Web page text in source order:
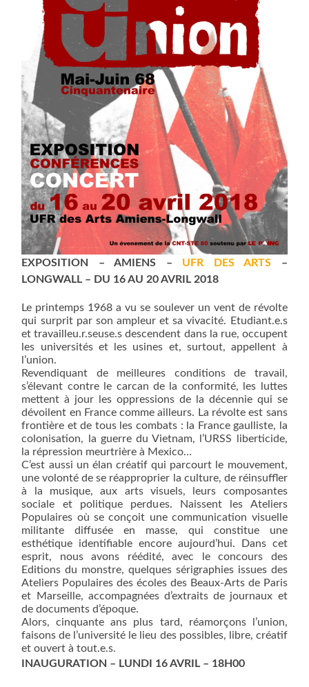
EXPOSITION – AMIENS – UFR DES ARTS –
LONGWALL – DU 16 AU 20 AVRIL 2018
Le printemps 1968 a vu se soulever un vent de révolte
qui surpritpar son ampleur et sa vivacité. Etudiant.e.s
et travailleu.r.seuse.sdescendent dans la rue, occupent
les universités et les usines et, surtout, appellent à
l’union.
Revendiquant de meilleures conditions de travail,
s’élevant contre le carcan de la conformité, les luttes
mettent à jour les oppressions de la décennie qui se
dévoilent en France comme ailleurs. La révolteest sans
frontière etde tous les combats : la France gaulliste, la
colonisation, la guerre du Vietnam, l’URSS liberticide,
la répression meurtrière à Mexico…
C’est aussi un élan créatif qui parcourt le mouvement,
une volonté de se réapproprier la culture, de réinsuffler
à la musique, aux arts visuels, leurs composantes
sociale et politique perdues. Naissent les Ateliers
Populaires où se conçoit une communication visuelle
militante diffusée en masse, qui constitue une
esthétique identifiable encore aujourd’hui.
Dans cet
esprit, nous avons réédité, avec le concours des
Editions du monstre, quelques sérigraphies issues des
Ateliers Populaires des écoles desBeaux-Arts de Paris
et Marseille, accompagnées d’extraits de journaux et
de documents d’époque.
Alors, cinquante ans plus tard, réamorçons l’union,
faisons de l’université le lieu des possibles, libre, créatif
et ouvert à tout.e.s.
INAUGURATION – LUNDI 16 AVRIL – 18H00